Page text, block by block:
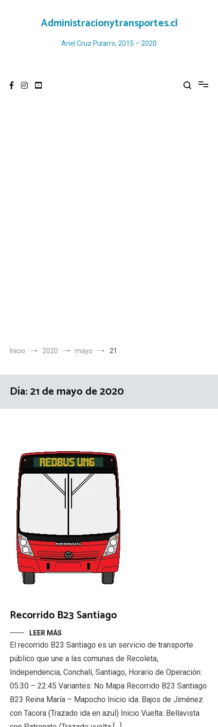
Administracionytransportes.cl
Ariel Cruz Pizarro, 2015 – 2020
Inicio 2020 mayo 21
Día:21 de mayo de 2020
Recorrido B23 Santiago
LEER MÁS
El recorrido B23 Santiago es un servicio de transporte
público que une a las comunas de Recoleta,
Independencia, Conchalí, Santiago, Horario de Operación:
05:30 – 22:45 Variantes: No Mapa Recorrido B23 Santiago
B23 Reina María – Mapocho Inicio ida: Bajos de Jiménez
con Tacora (Trazado ida en azul) Inicio Vuelta: Bellavista